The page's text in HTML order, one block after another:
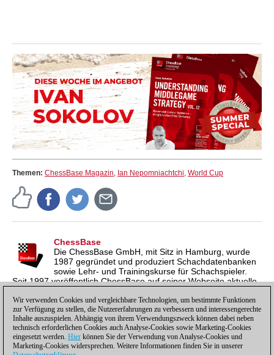
Themen: ChessBase Magazin, Ian Nepomniachtchi, World Cup
ChessBase
Die ChessBase GmbH, mit Sitz in Hamburg, wurde
1987 gegründet und produziert Schachdatenbanken
sowie Lehr- und Trainingskurse für Schachspieler.
Seit 1997 veröffentlich ChessBase auf seiner Webseite aktuelle
inzwischen in vier Sprachen und gilt weltweit als wichtigste
Schachnachrichtenseite.
Wir verwenden Cookies und vergleichbare Technologien, um bestimmte Funktionen
zur Verfügung zu stellen, die Nutzererfahrungen zu verbessern und interessengerechte
Inhalte auszuspielen. Abhängig von ihrem Verwendungszweck können dabei neben
technisch erforderlichen Cookies auch Analyse-Cookies sowie Marketing-Cookies
eingesetzt werden. Hier können Sie der Verwendung von Analyse-Cookies und
Marketing-Cookies widersprechen. Weitere Informationen finden Sie in unserer